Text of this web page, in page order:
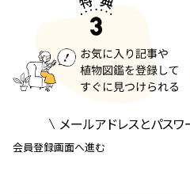
メールアドレスとパス
会員登録画面へ進む